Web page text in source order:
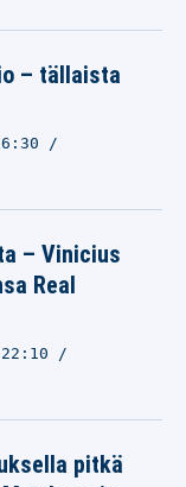
– tällaista
– Vinicius
Real
pitkä